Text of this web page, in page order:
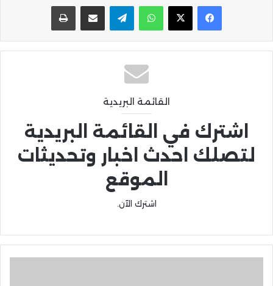
واتساب تيلقرام مشاركة عبر البريد
القائمة البريدية
اشترك في القائمة البريدية
لتصلك احدث اخبار وتحديثات
الموقع
اشترك الآن.